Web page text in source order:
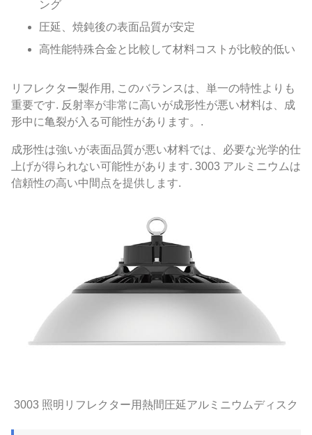
ング
圧延、焼鈍後の表面品質が安定
高性能特殊合金と比較して材料コストが比較的低い
リフレクター製作用, このバランスは、単一の特性よりも
重要です. 反射率が非常に高いが成形性が悪い材料は、成
形中に亀裂が入る可能性があります。.
成形性は強いが表面品質が悪い材料では、必要な光学的仕
上げが得られない可能性があります. 3003 アルミニウムは
信頼性の高い中間点を提供します.
3003 照明リフレクター用熱間圧延アルミニウムディスク